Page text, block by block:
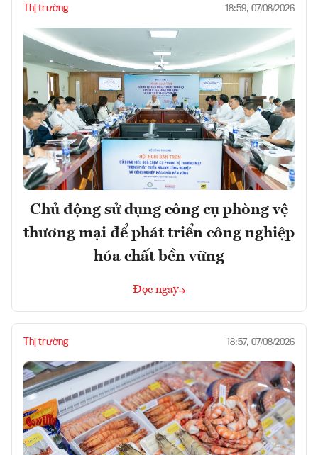
Thị trường 18:59, 07/08/2026
Chủ động sử dụng công cụ phòng vệ
thương mại để phát triển công nghiệp
hóa chất bền vững
Đọc ngay
Thị trường 18:57, 07/08/2026